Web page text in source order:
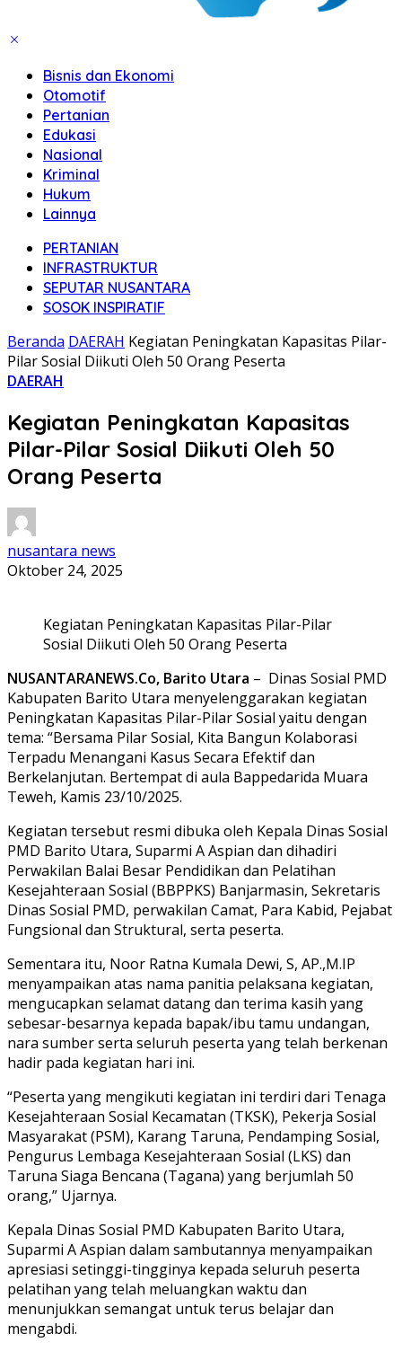
Bisnis dan Ekonomi
Otomotif
Pertanian
Edukasi
Nasional
Kriminal
Hukum
Lainnya
PERTANIAN
INFRASTRUKTUR
SEPUTAR NUSANTARA
SOSOK INSPIRATIF
Beranda DAERAH Kegiatan Peningkatan Kapasitas Pilar-
Pilar Sosial Diikuti Oleh 50 Orang Peserta
DAERAH
Kegiatan Peningkatan Kapasitas
Pilar-Pilar Sosial Diikuti Oleh 50
Orang Peserta
nusantara news
Oktober 24, 2025
Kegiatan Peningkatan Kapasitas Pilar-Pilar
Sosial Diikuti Oleh 50 Orang Peserta
NUSANTARANEWS.Co, Barito Utara – Dinas Sosial PMD
Kabupaten Barito Utara menyelenggarakan kegiatan
Peningkatan Kapasitas Pilar-Pilar Sosial yaitu dengan
tema: “Bersama Pilar Sosial, Kita Bangun Kolaborasi
Terpadu Menangani Kasus Secara Efektif dan
Berkelanjutan. Bertempat di aula Bappedarida Muara
Teweh, Kamis 23/10/2025.
Kegiatan tersebut resmi dibuka oleh Kepala Dinas Sosial
PMD Barito Utara, Suparmi A Aspian dan dihadiri
Perwakilan Balai Besar Pendidikan dan Pelatihan
Kesejahteraan Sosial (BBPPKS) Banjarmasin, Sekretaris
Dinas Sosial PMD, perwakilan Camat, Para Kabid, Pejabat
Fungsional dan Struktural, serta peserta.
Sementara itu, Noor Ratna Kumala Dewi, S, AP.,M.IP
menyampaikan atas nama panitia pelaksana kegiatan,
mengucapkan selamat datang dan terima kasih yang
sebesar-besarnya kepada bapak/ibu tamu undangan,
nara sumber serta seluruh peserta yang telah berkenan
hadir pada kegiatan hari ini.
“Peserta yang mengikuti kegiatan ini terdiri dari Tenaga
Kesejahteraan Sosial Kecamatan (TKSK), Pekerja Sosial
Masyarakat (PSM), Karang Taruna, Pendamping Sosial,
Pengurus Lembaga Kesejahteraan Sosial (LKS) dan
Taruna Siaga Bencana (Tagana) yang berjumlah 50
orang,” Ujarnya.
Kepala Dinas Sosial PMD Kabupaten Barito Utara,
Suparmi A Aspian dalam sambutannya menyampaikan
apresiasi setinggi-tingginya kepada seluruh peserta
pelatihan yang telah meluangkan waktu dan
menunjukkan semangat untuk terus belajar dan
mengabdi.